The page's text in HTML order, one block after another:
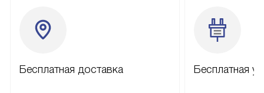
Бесплатная доставка Бесплатная